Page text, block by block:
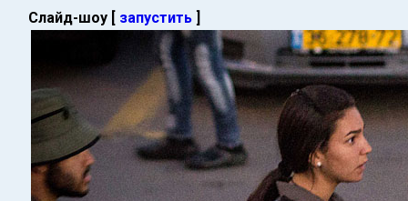
Слайд-шоу [ запустить ]